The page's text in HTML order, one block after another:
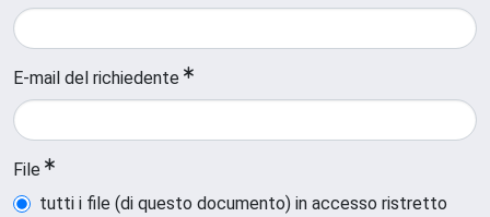
E-mail del richiedente
File
tutti i file (di questo documento) in accesso ristretto